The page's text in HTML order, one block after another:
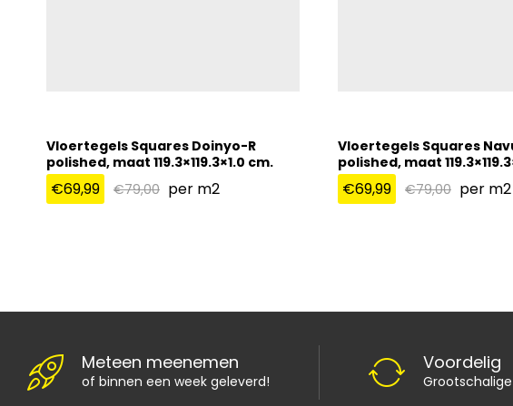
Vloertegels Squares Doinyo-R
polished, maat 119.3×119.3×1.0 cm.
€69,99 €79,00 per m2
Vloertegels Squares
polished, maat
€69,99 €79,00 per m2
Meteen meenemen
of binnen een week geleverd!
Voordelig